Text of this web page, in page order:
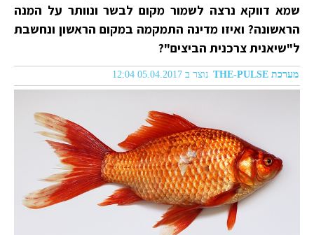
שמא דווקא נרצה לשמור מקום לבשר ונוותר על המנה
הראשונה? ואיזו מדינה התמקמה במקום הראשון ונחשבת
ל"שיאנית צרכנית הביצים"?
מערכת THE-PULSE נוצר ב 05.04.2017 12:04